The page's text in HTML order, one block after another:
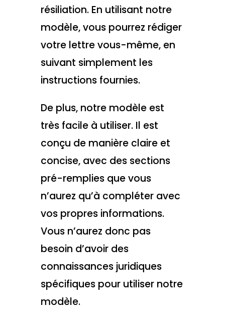
résiliation. En utilisant notre
modèle, vous pourrez rédiger
votre lettre vous-même, en
suivant simplement les
instructions fournies.
De plus, notre modèle est
très facile à utiliser. Il est
conçu de manière claire et
concise, avec des sections
pré-remplies que vous
n’aurez qu’à compléter avec
vos propres informations.
Vous n’aurez donc pas
besoin d’avoir des
connaissances juridiques
spécifiques pour utiliser notre
modèle.